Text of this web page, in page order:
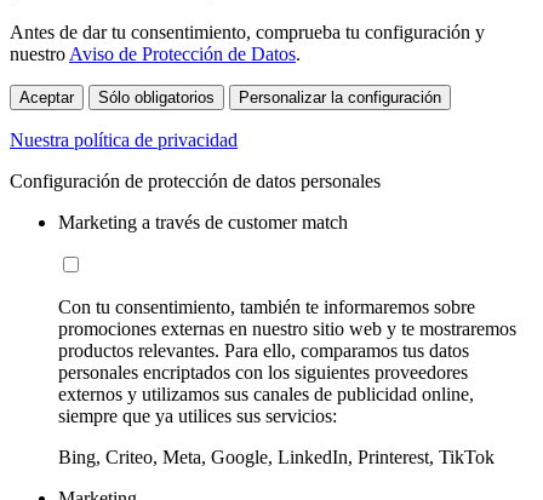
Antes de dar tu consentimiento, comprueba tu configuración y
nuestro Aviso de Protección de Datos.
Aceptar Sólo obligatorios Personalizar la configuración
Nuestra política de privacidad
Configuración de protección de datos personales
Marketing a través de customer match
Con tu consentimiento, también te informaremos sobre
promociones externas en nuestro sitio web y te mostraremos
productos relevantes. Para ello, comparamos tus datos
personales encriptados con los siguientes proveedores
externos y utilizamos sus canales de publicidad online,
siempre que ya utilices sus servicios:
Bing, Criteo, Meta, Google, LinkedIn, Printerest, TikTok